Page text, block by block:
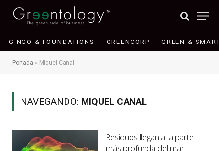
G NGO & FOUNDATIONS GREENCORP GREEN &
Portada » Miquel Canal
NAVEGANDO: MIQUEL CANAL
Residuos llegan a la parte
más profunda del mar